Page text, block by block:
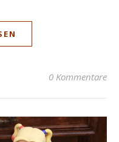
0 Kommentare